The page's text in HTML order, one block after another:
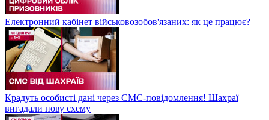
Електронний кабінет військовозобов'язаних: як це працює?
Крадуть особисті дані через СМС-повідомлення! Шахраї
вигадали нову схему